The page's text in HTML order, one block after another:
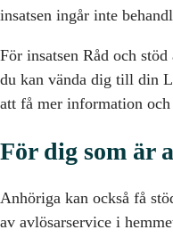
insatsen ingår inte
För insatsen Råd och
du kan vända dig till din
att få mer information
För dig som är
Anhöriga kan också få
av avlösarservice i